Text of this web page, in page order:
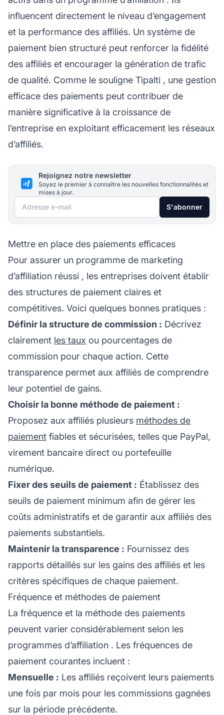
influencent directement le niveau d’engagement
et la performance des affiliés. Un système de
paiement bien structuré peut renforcer la fidélité
des affiliés et encourager la génération de trafic
de qualité. Comme le souligne Tipalti , une gestion
efficace des paiements peut contribuer de
manière significative à la croissance de
l’entreprise en exploitant efficacement les réseaux
d’affiliés.
Rejoignez notre newsletter
Soyez le premier à connaître les nouvelles fonctionnalités et
mises à jour.
Adresse e-mail S'abonner
Mettre en place des paiements efficaces
Pour assurer un programme de marketing
d’affiliation réussi , les entreprises doivent établir
des structures de paiement claires et
compétitives. Voici quelques bonnes pratiques :
Définir la structure de commission : Décrivez
clairement les taux ou pourcentages de
commission pour chaque action. Cette
transparence permet aux affiliés de comprendre
leur potentiel de gains.
Choisir la bonne méthode de paiement :
Proposez aux affiliés plusieurs méthodes de
paiement fiables et sécurisées, telles que PayPal,
virement bancaire direct ou portefeuille
numérique.
Fixer des seuils de paiement : Établissez des
seuils de paiement minimum afin de gérer les
coûts administratifs et de garantir aux affiliés des
paiements substantiels.
Maintenir la transparence : Fournissez des
rapports détaillés sur les gains des affiliés et les
critères spécifiques de chaque paiement.
Fréquence et méthodes de paiement
La fréquence et la méthode des paiements
peuvent varier considérablement selon les
programmes d’affiliation . Les fréquences de
paiement courantes incluent :
Mensuelle : Les affiliés reçoivent leurs paiements
une fois par mois pour les commissions gagnées
sur la période précédente.